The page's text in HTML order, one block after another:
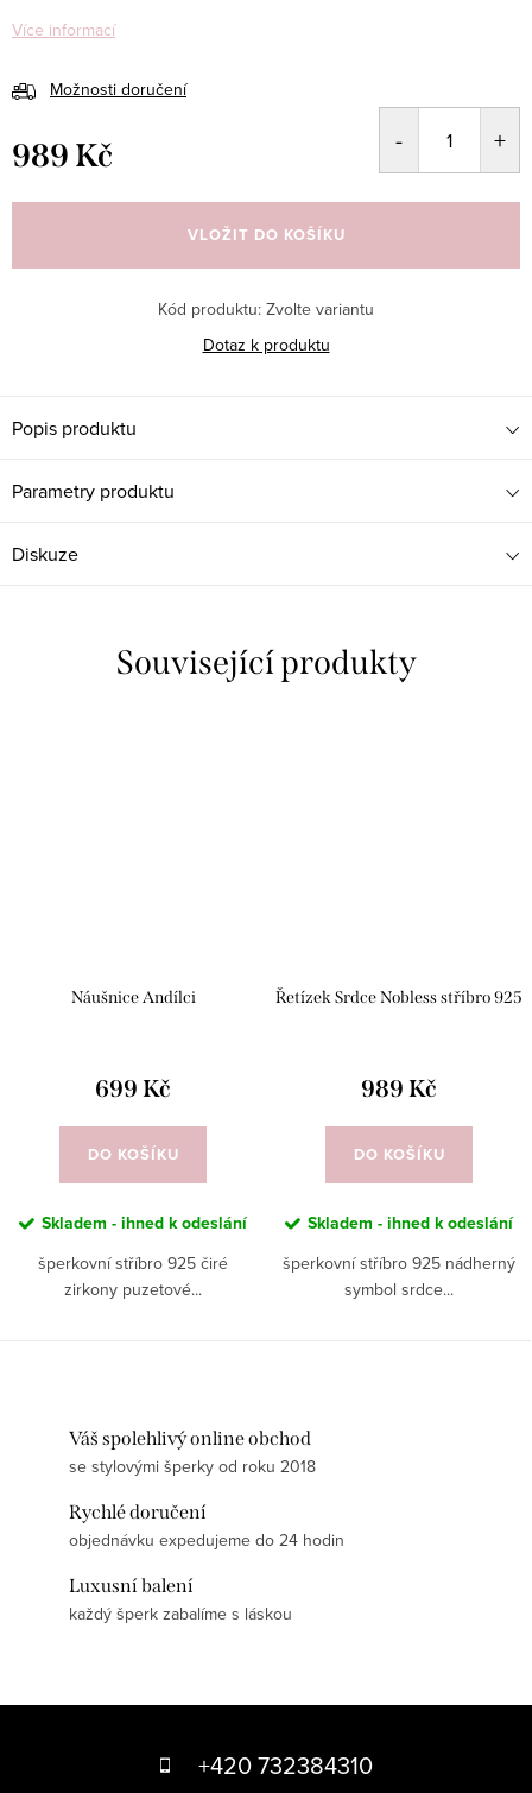
Více informací
Možnosti doručení
989 Kč
cena:
VLOŽIT DO KOŠÍKU
Kód produktu: Zvolte variantu
Dotaz k produktu
Popis produktu
Parametry produktu
Diskuze
Související produkty
Náušnice Andílci
699 Kč
DO KOŠÍKU
Skladem - ihned k odeslání
šperkovní stříbro 925 čiré
zirkony puzetové...
Řetízek Srdce Nobless stříbro 925
989 Kč
DO KOŠÍKU
Skladem - ihned k odeslání
šperkovní stříbro 925 nádherný
symbol srdce...
Váš spolehlivý online obchod
se stylovými šperky od roku 2018
Rychlé doručení
objednávku expedujeme do 24 hodin
Luxusní balení
každý šperk zabalíme s láskou
+420 732384310